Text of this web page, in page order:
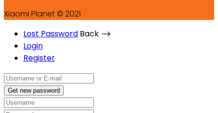
Xiaomi Planet © 2021
Lost Password Back ⟶
Login
Register
Get new password